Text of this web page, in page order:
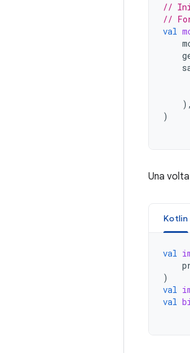
//
//
val
),
)
Una
Kotlin
val
)
val
val